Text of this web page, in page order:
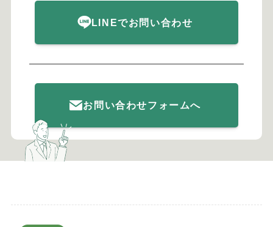
LINEでお問い合わせ
お問い合わせフォームへ